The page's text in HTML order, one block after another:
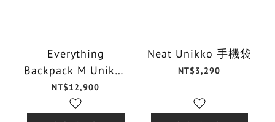
Everything
Backpack M Unikko
後背包
NT$12,900
Neat Unikko 手機袋
NT$3,290